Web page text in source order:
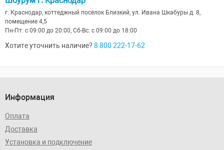
г. Краснодар, коттеджный посёлок Близкий, ул. Ивана Шкабуры д. 8,
помещение 4,5
Пн-Пт: с 09:00 до 20:00, Сб-Вс: с 09:00 до 18:00
Хотите уточнить наличие? 8 800 222-17-62
Информация
Оплата
Доставка
Установка и подключение